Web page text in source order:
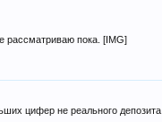
рассматриваю пока. [IMG]
цифер не реального депозита.